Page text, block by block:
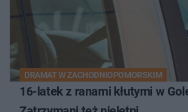
DRAMAT W ZACHODNIOPOMORSKIM
16-latek z ranami kłutymi w